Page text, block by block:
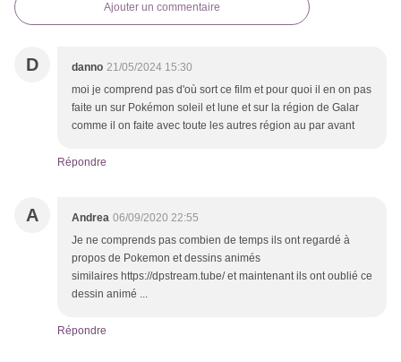
Ajouter un commentaire
D danno 21/05/2024 15:30
moi je comprend pas d'où sort ce film et pour quoi il en on pas
faite un sur Pokémon soleil et lune et sur la région de Galar
comme il on faite avec toute les autres région au par avant
Répondre
A Andrea 06/09/2020 22:55
Je ne comprends pas combien de temps ils ont regardé à
propos de Pokemon et dessins animés
similaires https://dpstream.tube/ et maintenant ils ont oublié ce
dessin animé ...
Répondre